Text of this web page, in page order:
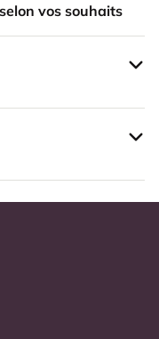
vos souhaits